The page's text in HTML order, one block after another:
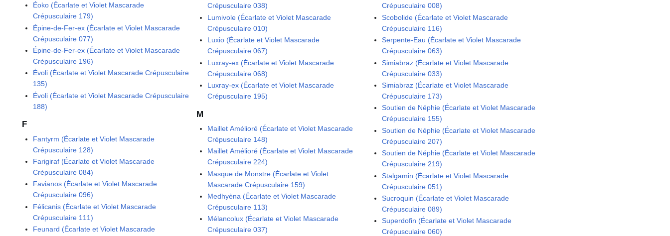
Éoko (Écarlate et Violet Mascarade
Crépusculaire 179)
Épine-de-Fer-ex (Écarlate et Violet Mascarade
Crépusculaire 077)
Épine-de-Fer-ex (Écarlate et Violet Mascarade
Crépusculaire 196)
Évoli (Écarlate et Violet Mascarade Crépusculaire
135)
Évoli (Écarlate et Violet Mascarade Crépusculaire
188)
F
Fantyrm (Écarlate et Violet Mascarade
Crépusculaire 128)
Farigiraf (Écarlate et Violet Mascarade
Crépusculaire 084)
Favianos (Écarlate et Violet Mascarade
Crépusculaire 096)
Félicanis (Écarlate et Violet Mascarade
Crépusculaire 111)
Feunard (Écarlate et Violet Mascarade
Crépusculaire 038)
Lumivole (Écarlate et Violet Mascarade
Crépusculaire 010)
Luxio (Écarlate et Violet Mascarade
Crépusculaire 067)
Luxray-ex (Écarlate et Violet Mascarade
Crépusculaire 068)
Luxray-ex (Écarlate et Violet Mascarade
Crépusculaire 195)
M
Maillet Amélioré (Écarlate et Violet Mascarade
Crépusculaire 148)
Maillet Amélioré (Écarlate et Violet Mascarade
Crépusculaire 224)
Masque de Monstre (Écarlate et Violet
Mascarade Crépusculaire 159)
Medhyèna (Écarlate et Violet Mascarade
Crépusculaire 113)
Mélancolux (Écarlate et Violet Mascarade
Crépusculaire 037)
Crépusculaire 008)
Scobolide (Écarlate et Violet Mascarade
Crépusculaire 116)
Serpente-Eau (Écarlate et Violet Mascarade
Crépusculaire 063)
Simiabraz (Écarlate et Violet Mascarade
Crépusculaire 033)
Simiabraz (Écarlate et Violet Mascarade
Crépusculaire 173)
Soutien de Néphie (Écarlate et Violet Mascarade
Crépusculaire 155)
Soutien de Néphie (Écarlate et Violet Mascarade
Crépusculaire 207)
Soutien de Néphie (Écarlate et Violet Mascarade
Crépusculaire 219)
Stalgamin (Écarlate et Violet Mascarade
Crépusculaire 051)
Sucroquin (Écarlate et Violet Mascarade
Crépusculaire 089)
Superdofin (Écarlate et Violet Mascarade
Crépusculaire 060)